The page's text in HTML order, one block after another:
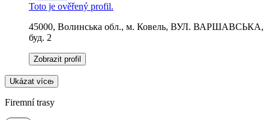
Toto je ověřený profil.
45000, Волинська обл., м. Ковель, ВУЛ. ВАРШАВСЬКА,
буд. 2
Zobrazit profil
Ukázat více
Firemní trasy